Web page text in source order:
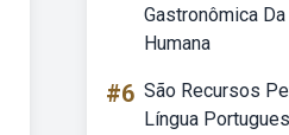
Gastronômica
Humana
#6 São Recursos
Língua